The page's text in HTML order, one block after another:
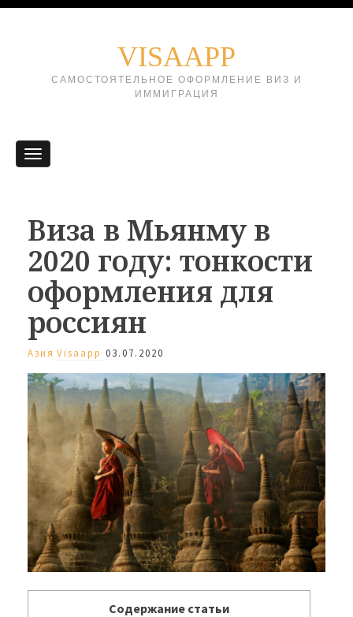
VISAAPP
САМОСТОЯТЕЛЬНОЕ ОФОРМЛЕНИЕ ВИЗ И
ИММИГРАЦИЯ
Виза в Мьянму в
2020 году: тонкости
оформления для
россиян
Азия Visaapp 03.07.2020
Содержание статьи